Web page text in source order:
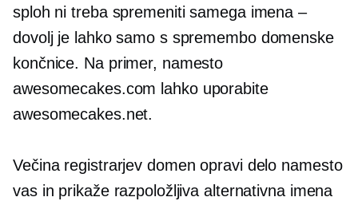
sploh ni treba spremeniti samega imena –
dovolj je lahko samo s spremembo domenske
končnice. Na primer, namesto
awesomecakes.com lahko uporabite
awesomecakes.net.
Večina registrarjev domen opravi delo namesto
vas in prikaže razpoložljiva alternativna imena